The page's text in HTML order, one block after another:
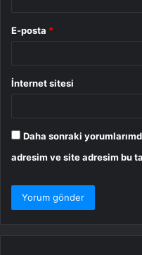
E-posta *
İnternet sitesi
Daha sonraki
adresim ve site adresim bu